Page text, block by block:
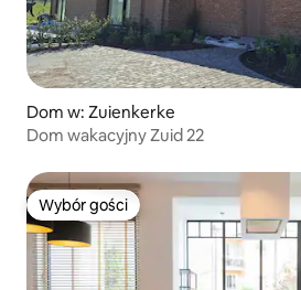
Dom w: Zuienkerke
Dom wakacyjny Zuid 22
Wybór gości
Wybór gości